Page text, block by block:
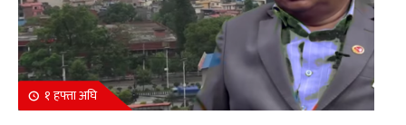
१ हफ्ता अघि